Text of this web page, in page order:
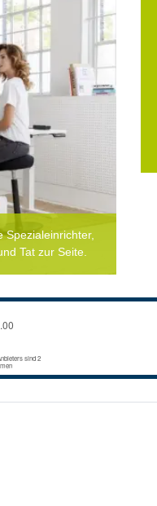
Spezialeinrichter,
Tat zur Seite.